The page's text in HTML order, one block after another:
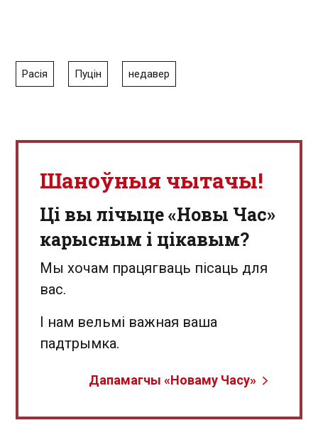
Расія Пуцін недавер
Шаноўныя чытачы!
Ці вы лічыце «Новы Час»
карысным і цікавым?
Мы хочам працягваць пісаць для
вас.
І нам вельмі важная ваша
падтрымка.
Дапамагчы «Новаму Часу»